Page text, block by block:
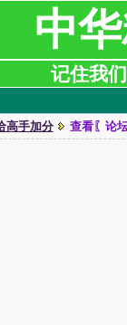
中
记住我
高手加分 查看〖论